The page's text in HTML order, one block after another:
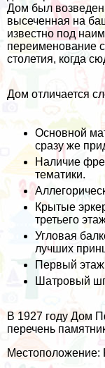
Дом был возведен
высеченная на
известно под
переименование
столетия, когда
Дом отличается
Основной
сразу же
Наличие
тематики.
Крытые
третьего
Угловая
лучших
Первый
Шатровый
В 1927 году Дом
перечень
Местоположение: